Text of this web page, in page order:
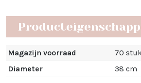
Magazijn voorraad
70
Diameter
38 cm